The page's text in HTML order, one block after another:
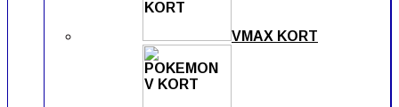
VMAX KORT